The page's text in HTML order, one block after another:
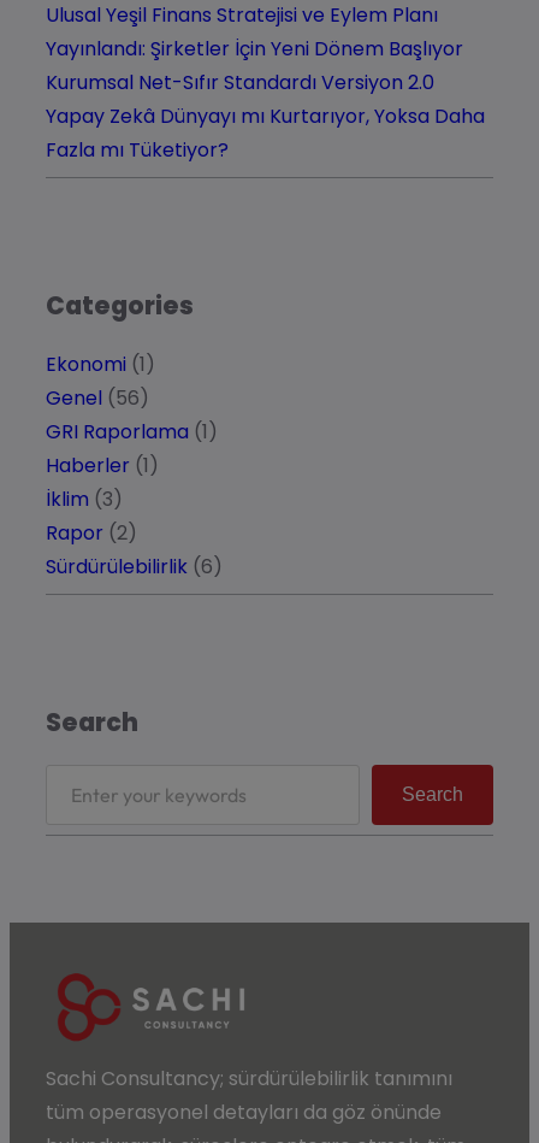
Ulusal Yeşil Finans Stratejisi ve Eylem Planı
Yayınlandı: Şirketler İçin Yeni Dönem Başlıyor
Kurumsal Net-Sıfır Standardı Versiyon 2.0
Yapay Zekâ Dünyayı mı Kurtarıyor, Yoksa Daha
Fazla mı Tüketiyor?
Categories
Ekonomi (1)
Genel (56)
GRI Raporlama (1)
Haberler (1)
İklim (3)
Rapor (2)
Sürdürülebilirlik (6)
Search
Search
Sachi Consultancy; sürdürülebilirlik tanımını
tüm operasyonel detayları da göz önünde